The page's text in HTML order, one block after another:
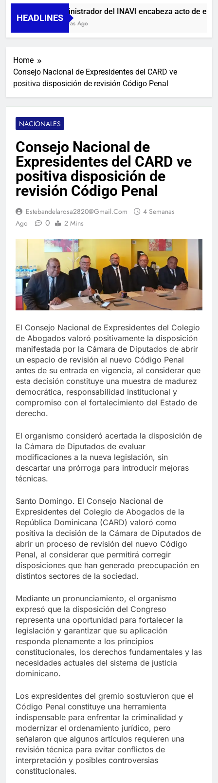
HEADLINES
Administrador del INAVI encabeza acto de
16 Horas Ago
Home
Consejo Nacional de Expresidentes del CARD ve
positiva disposición de revisión Código Penal
NACIONALES
Consejo Nacional de
Expresidentes del CARD ve
positiva disposición de
revisión Código Penal
Estebandelarosa2820@gmail.com
4 Semanas
Ago
0 2 Mins
El Consejo Nacional de Expresidentes del Colegio
de Abogados valoró positivamente la disposición
manifestada por la Cámara de Diputados de abrir
un espacio de revisión al nuevo Código Penal
antes de su entrada en vigencia, al considerar que
esta decisión constituye una muestra de madurez
democrática, responsabilidad institucional y
compromiso con el fortalecimiento del Estado de
derecho.
El organismo consideró acertada la disposición de
la Cámara de Diputados de evaluar
modificaciones a la nueva legislación, sin
descartar una prórroga para introducir mejoras
técnicas.
Santo Domingo. El Consejo Nacional de
Expresidentes del Colegio de Abogados de la
República Dominicana (CARD) valoró como
positiva la decisión de la Cámara de Diputados de
abrir un proceso de revisión del nuevo Código
Penal, al considerar que permitirá corregir
disposiciones que han generado preocupación en
distintos sectores de la sociedad.
Mediante un pronunciamiento, el organismo
expresó que la disposición del Congreso
representa una oportunidad para fortalecer la
legislación y garantizar que su aplicación
responda plenamente a los principios
constitucionales, los derechos fundamentales y las
necesidades actuales del sistema de justicia
dominicano.
Los expresidentes del gremio sostuvieron que el
Código Penal constituye una herramienta
indispensable para enfrentar la criminalidad y
modernizar el ordenamiento jurídico, pero
señalaron que algunos artículos requieren una
revisión técnica para evitar conflictos de
interpretación y posibles controversias
constitucionales.